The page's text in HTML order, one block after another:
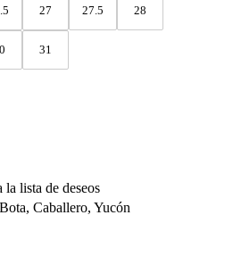
27 27.5 28
31
la lista de deseos
Bota, Caballero, Yucón